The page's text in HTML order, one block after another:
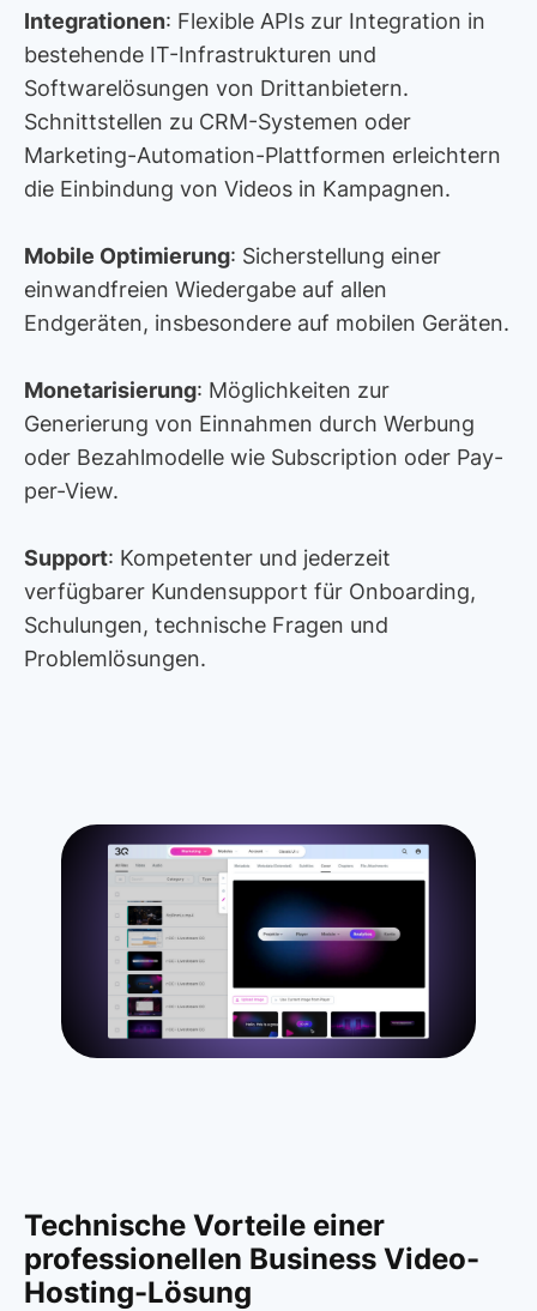
Integrationen: Flexible APIs zur Integration in
bestehende IT-Infrastrukturen und
Softwarelösungen von Drittanbietern.
Schnittstellen zu CRM-Systemen oder
Marketing-Automation-Plattformen erleichtern
die Einbindung von Videos in Kampagnen.
Mobile Optimierung: Sicherstellung einer
einwandfreien Wiedergabe auf allen
Endgeräten, insbesondere auf mobilen Geräten.
Monetarisierung: Möglichkeiten zur
Generierung von Einnahmen durch Werbung
oder Bezahlmodelle wie Subscription oder Pay-
per-View.
Support: Kompetenter und jederzeit
verfügbarer Kundensupport für Onboarding,
Schulungen, technische Fragen und
Problemlösungen.
Technische Vorteile einer
professionellen Business Video-
Hosting-Lösung